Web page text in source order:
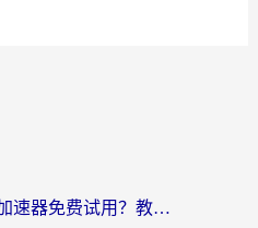
海外党必看：gecko加速器免费试用？教你选对回国加速器，无缝刷国内剧玩游戏